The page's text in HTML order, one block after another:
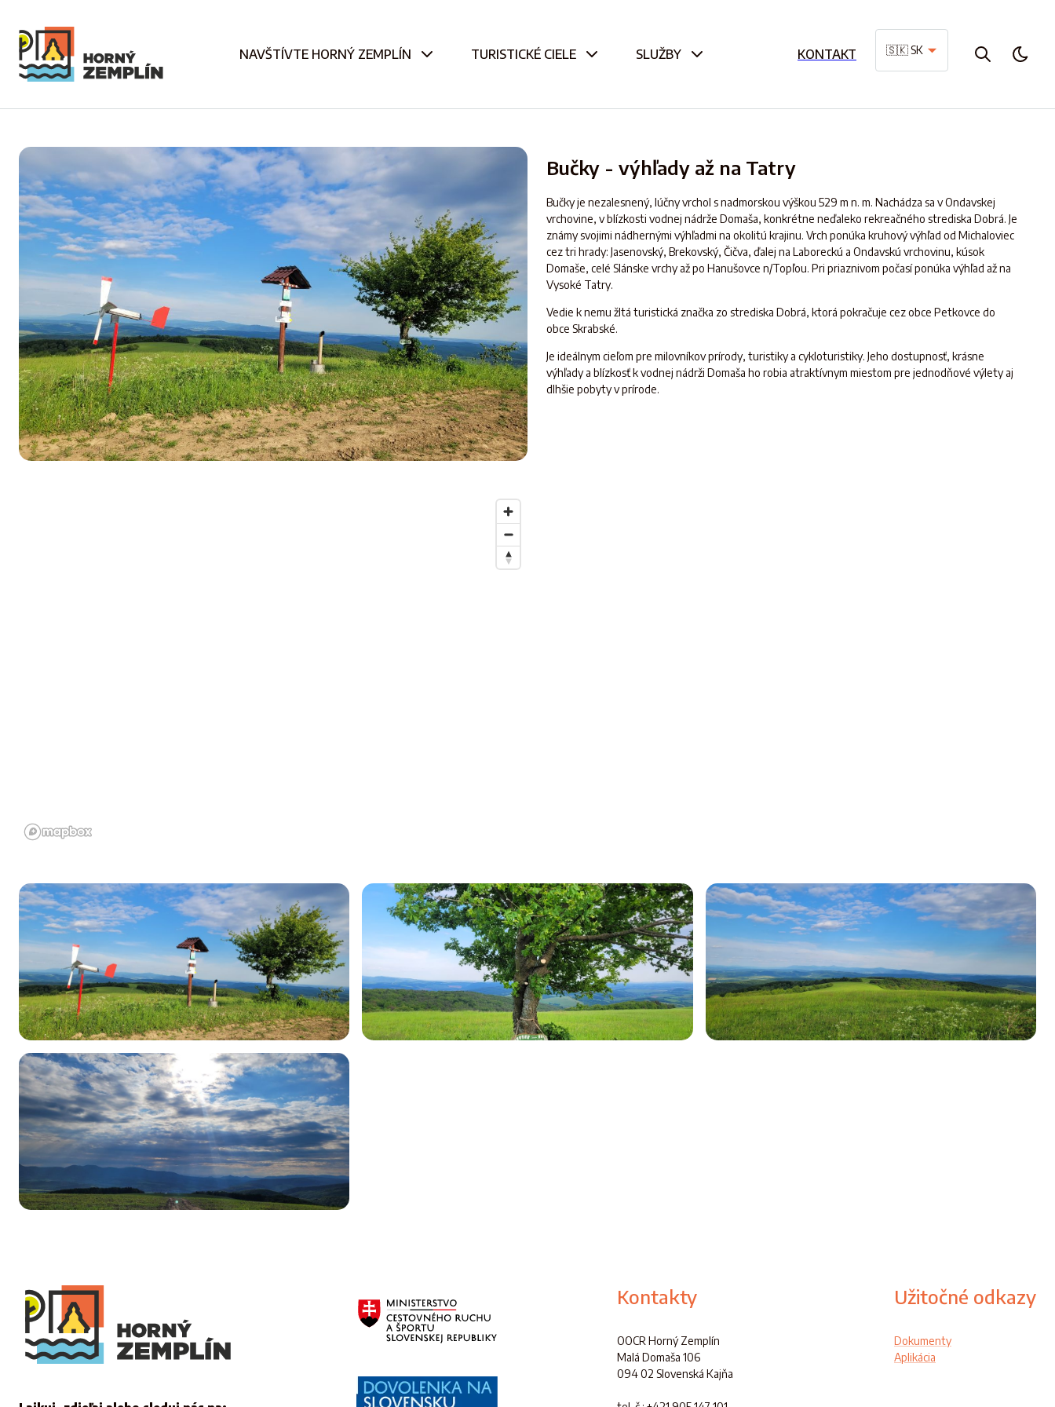
NAVŠTÍVTE HORNÝ ZEMPLÍN TURISTICKÉ CIELE SLUŽBY KONTAKT 🇸🇰 SK
Bučky - výhľady až na Tatry
Bučky je nezalesnený, lúčny vrchol s nadmorskou výškou 529 m n. m. Nachádza sa v Ondavskej
vrchovine, v blízkosti vodnej nádrže Domaša, konkrétne neďaleko rekreačného strediska Dobrá. Je
známy svojimi nádhernými výhľadmi na okolitú krajinu. Vrch ponúka kruhový výhľad od Michaloviec
cez tri hrady: Jasenovský, Brekovský, Čičva, ďalej na Laboreckú a Ondavskú vrchovinu, kúsok
Domaše, celé Slánske vrchy až po Hanušovce n/Topľou. Pri priaznivom počasí ponúka výhľad až na
Vysoké Tatry.
Vedie k nemu žltá turistická značka zo strediska Dobrá, ktorá pokračuje cez obce Petkovce do
obce Skrabské.
Je ideálnym cieľom pre milovníkov prírody, turistiky a cykloturistiky. Jeho dostupnosť, krásne
výhľady a blízkosť k vodnej nádrži Domaša ho robia atraktívnym miestom pre jednodňové výlety aj
dlhšie pobyty v prírode.
Kontakty
OOCR Horný Zemplín
Malá Domaša 106
094 02 Slovenská Kajňa
Užitočné odkazy
Dokumenty
Aplikácia